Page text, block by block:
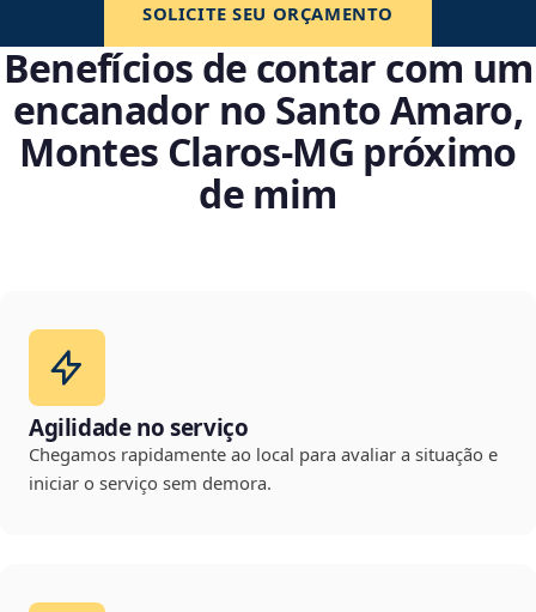
SOLICITE SEU ORÇAMENTO
Benefícios de contar com um
encanador no Santo Amaro,
Montes Claros‑MG próximo
de mim
Agilidade no serviço
Chegamos rapidamente ao local para avaliar a situação e
iniciar o serviço sem demora.